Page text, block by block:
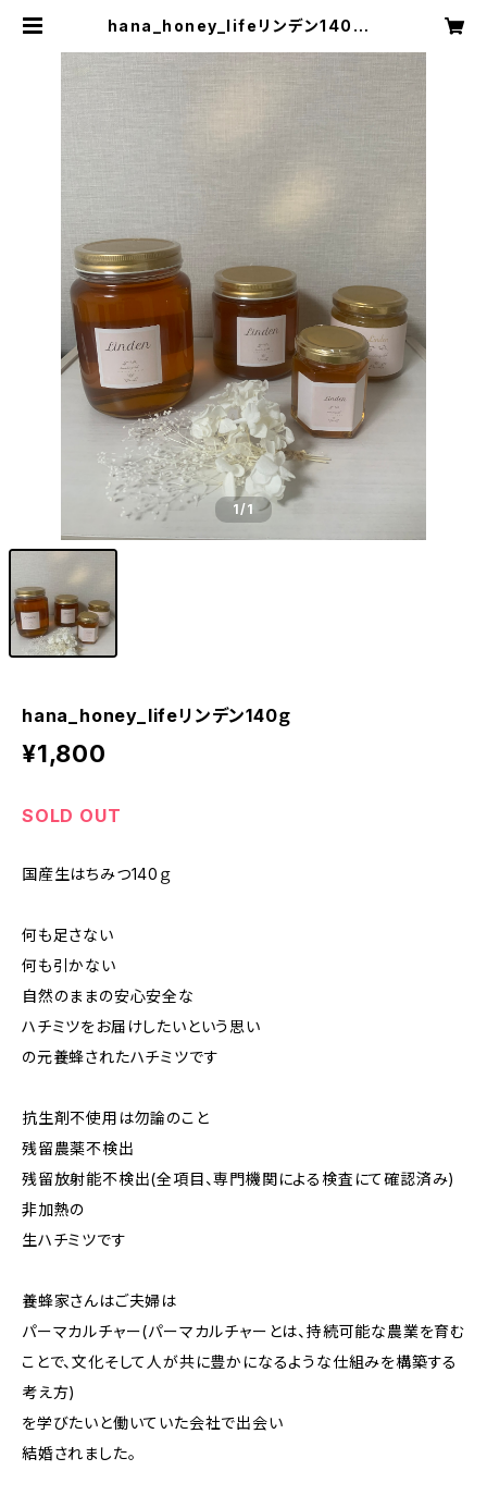
hana_honey_lifeリンデン140ｇ |
1/1
hana_honey_lifeリンデン140ｇ
¥1,800
SOLD OUT
国産生はちみつ140ｇ
何も足さない
何も引かない
自然のままの安心安全な
ハチミツをお届けしたいという思い
の元養蜂されたハチミツです
抗生剤不使用は勿論のこと
残留農薬不検出
残留放射能不検出(全項目、専門機関による検査にて確認済み)
非加熱の
生ハチミツです
養蜂家さんはご夫婦は
パーマカルチャー(パーマカルチャーとは、持続可能な農業を育む
ことで、文化そして人が共に豊かになるような仕組みを構築する
考え方)
を学びたいと働いていた会社で出会い
結婚されました。